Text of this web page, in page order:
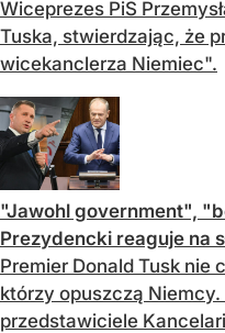
Wiceprezes PiS
Tuska, stwierdzając, że
wicekanclerza Niemiec".
"Jawohl government",
Prezydencki reaguje na
Premier Donald Tusk nie
którzy opuszczą
przedstawiciele